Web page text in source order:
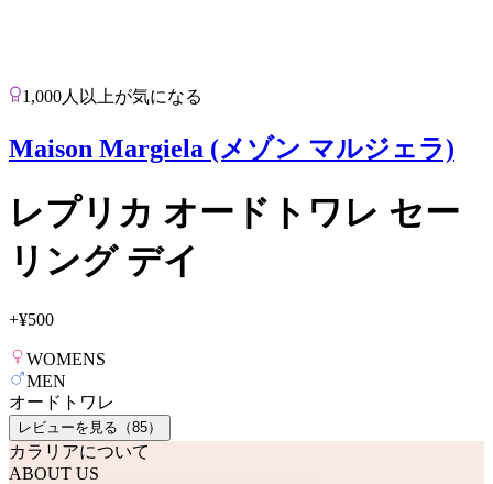
1,000人以上が気になる
Maison Margiela (メゾン マルジェラ)
レプリカ オードトワレ セー
リング デイ
+¥500
WOMENS
MEN
オードトワレ
レビューを見る（85）
カラリアについて
ABOUT US